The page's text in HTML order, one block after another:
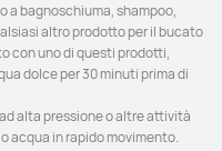
a bagnoschiuma, shampoo,
altro prodotto per il bucato
con uno di questi prodotti,
dolce per 30 minuti prima di
alta pressione o altre attività
acqua in rapido movimento.